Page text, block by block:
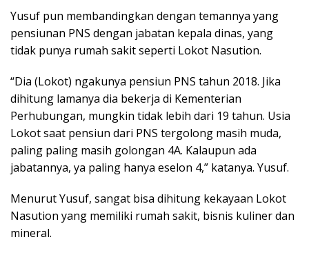
Yusuf pun membandingkan dengan temannya yang
pensiunan PNS dengan jabatan kepala dinas, yang
tidak punya rumah sakit seperti Lokot Nasution.
“Dia (Lokot) ngakunya pensiun PNS tahun 2018. Jika
dihitung lamanya dia bekerja di Kementerian
Perhubungan, mungkin tidak lebih dari 19 tahun. Usia
Lokot saat pensiun dari PNS tergolong masih muda,
paling paling masih golongan 4A. Kalaupun ada
jabatannya, ya paling hanya eselon 4,” katanya. Yusuf.
Menurut Yusuf, sangat bisa dihitung kekayaan Lokot
Nasution yang memiliki rumah sakit, bisnis kuliner dan
mineral.